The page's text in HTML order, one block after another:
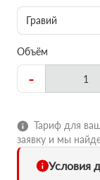
Гравий
Объём
-
Тариф для
заявку и мы
Условия